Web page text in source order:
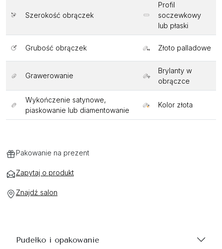
Szerokość obrączek
Profil
soczewkowy
lub płaski
Grubość obrączek Złoto palladowe
Grawerowanie
Brylanty w
obrączce
Wykończenie satynowe,
piaskowanie lub diamentowanie
Kolor złota
Pakowanie na prezent
Zapytaj o produkt
Znajdź salon
Pudełko i opakowanie